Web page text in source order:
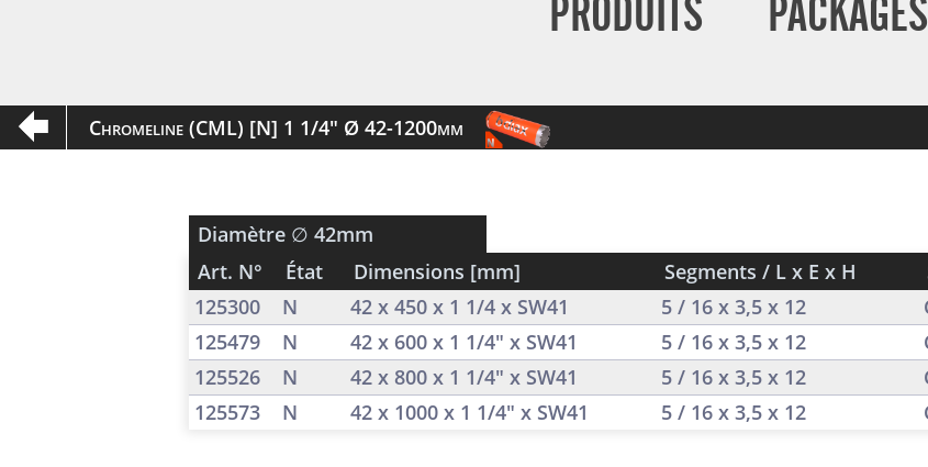
PRODUITS PACKAGES
Chromeline (CML) [N] 1 1/4" Ø 42-1200mm
Diamètre ∅ 42mm
Art. N°
État Dimensions [mm] Segments / L x E x H
125300
N 42 x 450 x 1 1/4 x SW41 5 / 16 x 3,5 x 12
125479 N 42 x 600 x 1 1/4" x SW41 5 / 16 x 3,5 x 12
125526 N 42 x 800 x 1 1/4" x SW41 5 / 16 x 3,5 x 12
125573 N 42 x 1000 x 1 1/4" x SW41 5 / 16 x 3,5 x 12